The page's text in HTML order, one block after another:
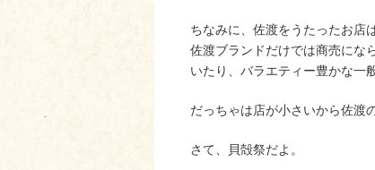
ちなみに、佐渡をうたったお店
佐渡ブランドだけでは商売にな
いたり、バラエティー豊かな一
だっちゃは店が小さいから佐渡
さて、貝殻祭だよ。